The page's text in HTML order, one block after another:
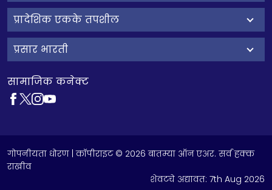
प्रादेशिक एकके तपशील
प्रसार भारती
सामाजिक कनेक्ट
गोपनीयता धोरण | कॉपीराइट © 2026 बातम्या ऑन एअर. सर्व हक्क
राखीव
शेवटचे अद्यावत: 7th Aug 2026